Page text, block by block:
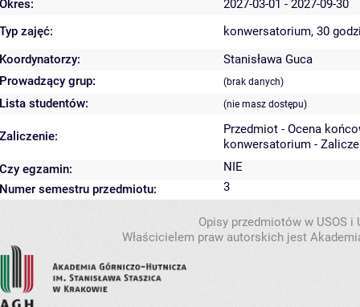
Okres:
2027-03-01 - 2027-09-30
Typ zajęć:
konwersatorium, 30
Koordynatorzy:
Stanisława Guca
Prowadzący grup:
(brak danych)
Lista studentów: (nie masz dostępu)
Zaliczenie:
Przedmiot - Ocena
konwersatorium -
Czy egzamin:
NIE
Numer semestru przedmiotu:
3
Opisy przedmiotów w USOS
Właścicielem praw autorskich jest